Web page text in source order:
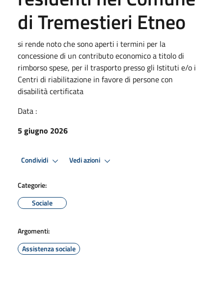
di Tremestieri Etneo
si rende noto che sono aperti i termini per la
concessione di un contributo economico a titolo di
rimborso spese, per il trasporto presso gli Istituti e/o i
Centri di riabilitazione in favore di persone con
disabilità certificata
Data :
5 giugno 2026
Condividi Vedi azioni
Categorie:
Sociale
Argomenti:
Assistenza sociale